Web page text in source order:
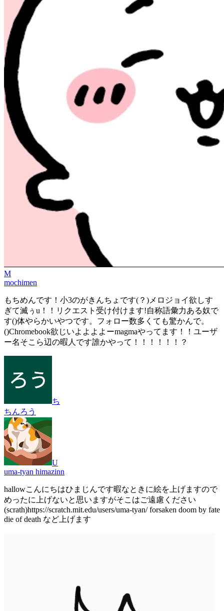
M
mochimen
もちめんです！小3のがきんちょです(？)メロジョイ欲しす
ぎて滅ぅu！！リクエスト受け付けます!自称語彙力ある奴で
す()体やらかいやつです。フォロー数多くても驚かんで。
()Chromebook欲じいよよよよーmagmaやってます！！ユーザ
ー名そこら辺の暇人です誰かやって！！！！！！？
ち
ちんろう
U
uma-tyan himazinn
hallowこんにちはひまじんです暇なときに絵を上げますので
めったに上げないと思いますがそこはご遠慮ください
(scrath)https://scratch.mit.edu/users/uma-tyan/ forsaken doom by fate
die of death など上げます